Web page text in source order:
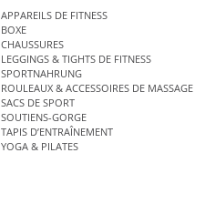
APPAREILS DE FITNESS
BOXE
CHAUSSURES
LEGGINGS & TIGHTS DE FITNESS
SPORTNAHRUNG
ROULEAUX & ACCESSOIRES DE MASSAGE
SACS DE SPORT
SOUTIENS-GORGE
TAPIS D’ENTRAÎNEMENT
YOGA & PILATES